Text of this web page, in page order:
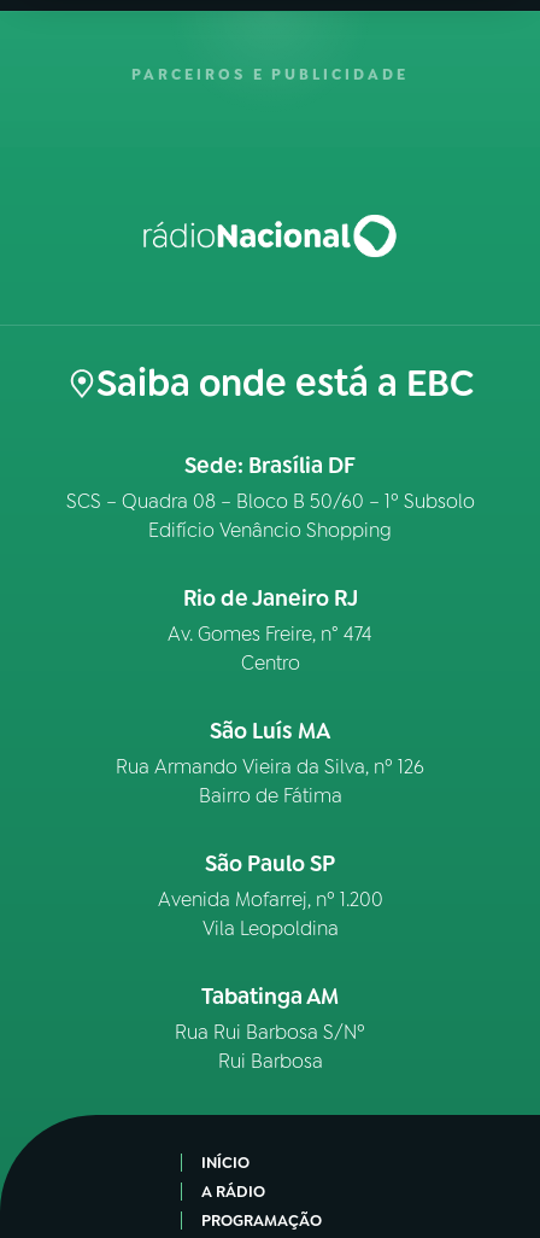
PARCEIROS E PUBLICIDADE
Saiba onde está a EBC
Sede: Brasília DF
SCS – Quadra 08 – Bloco B 50/60 – 1º Subsolo
Edifício Venâncio Shopping
Rio de Janeiro RJ
Av. Gomes Freire, n° 474
Centro
São Luís MA
Rua Armando Vieira da Silva, nº 126
Bairro de Fátima
São Paulo SP
Avenida Mofarrej, nº 1.200
Vila Leopoldina
Tabatinga AM
Rua Rui Barbosa S/Nº
Rui Barbosa
INÍCIO
A RÁDIO
PROGRAMAÇÃO